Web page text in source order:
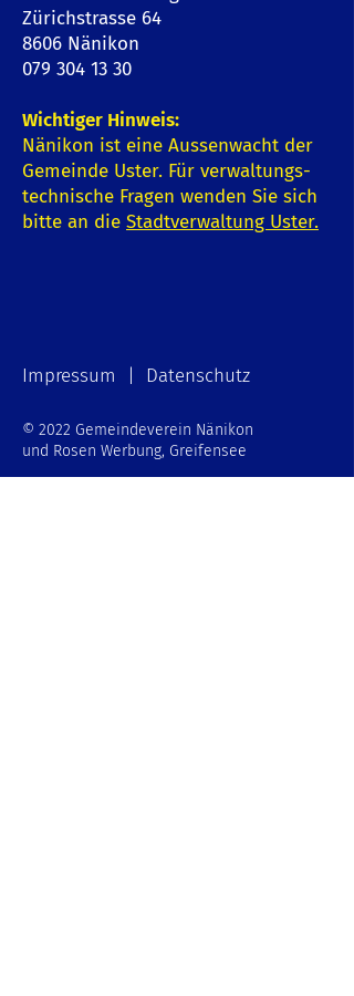
Zürichstrasse 64
8606 Nänikon
079 304 13 30
Wichtiger Hinweis:
Nänikon ist eine Aussenwacht der
Gemeinde Uster. Für verwaltungs-
technische Fragen wenden Sie sich
bitte an die Stadtverwaltung Uster.
Impressum | Datenschutz
© 2022 Gemeindeverein Nänikon
und Rosen Werbung, Greifensee